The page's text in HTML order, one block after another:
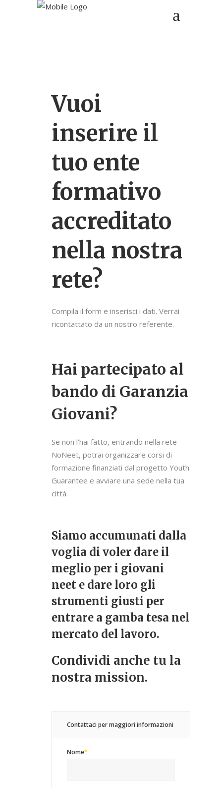
Vuoi
inserire il
tuo ente
formativo
accreditato
nella nostra
rete?
Compila il form e inserisci i dati. Verrai
ricontattato da un nostro referente.
Hai partecipato al
bando di Garanzia
Giovani?
Se non l’hai fatto, entrando nella rete
NoNeet, potrai organizzare corsi di
formazione finanziati dal progetto Youth
Guarantee e avviare una sede nella tua
città.
Siamo accumunati dalla
voglia di voler dare il
meglio per i giovani
neet e dare loro gli
strumenti giusti per
entrare a gamba tesa nel
mercato del lavoro.
Condividi anche tu la
nostra mission.
Contattaci per maggiori informazioni
Nome*